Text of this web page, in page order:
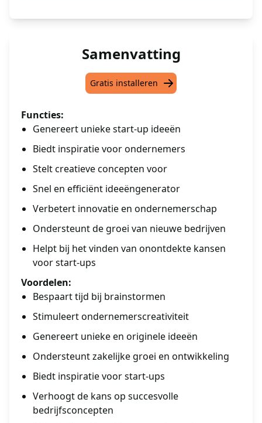
Samenvatting
Gratis installeren
Functies:
Genereert unieke start-up ideeën
Biedt inspiratie voor ondernemers
Stelt creatieve concepten voor
Snel en efficiënt ideeëngenerator
Verbetert innovatie en ondernemerschap
Ondersteunt de groei van nieuwe bedrijven
Helpt bij het vinden van onontdekte kansen
voor start-ups
Voordelen:
Bespaart tijd bij brainstormen
Stimuleert ondernemerscreativiteit
Genereert unieke en originele ideeën
Ondersteunt zakelijke groei en ontwikkeling
Biedt inspiratie voor start-ups
Verhoogt de kans op succesvolle
bedrijfsconcepten